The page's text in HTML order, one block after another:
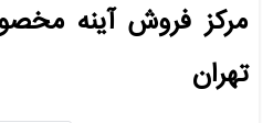
مرکز فروش آینه
تهران